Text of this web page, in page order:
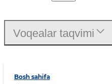
Bosh sahifa
Voqealar taqvimi